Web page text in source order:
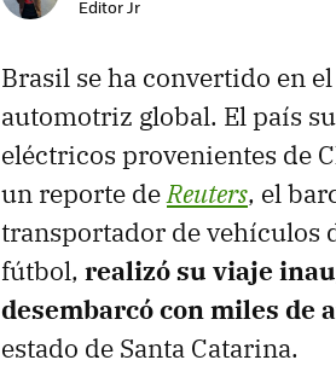
Editor Jr
Brasil se ha convertido en
automotriz global. El país
eléctricos provenientes de
un reporte deReuters, el
transportador de vehículos
fútbol, realizó su viaje
desembarcó con miles de
estado de Santa Catarina.